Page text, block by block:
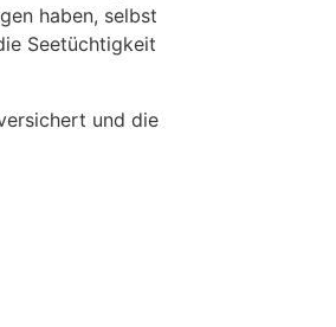
haben, selbst
Seetüchtigkeit
und die